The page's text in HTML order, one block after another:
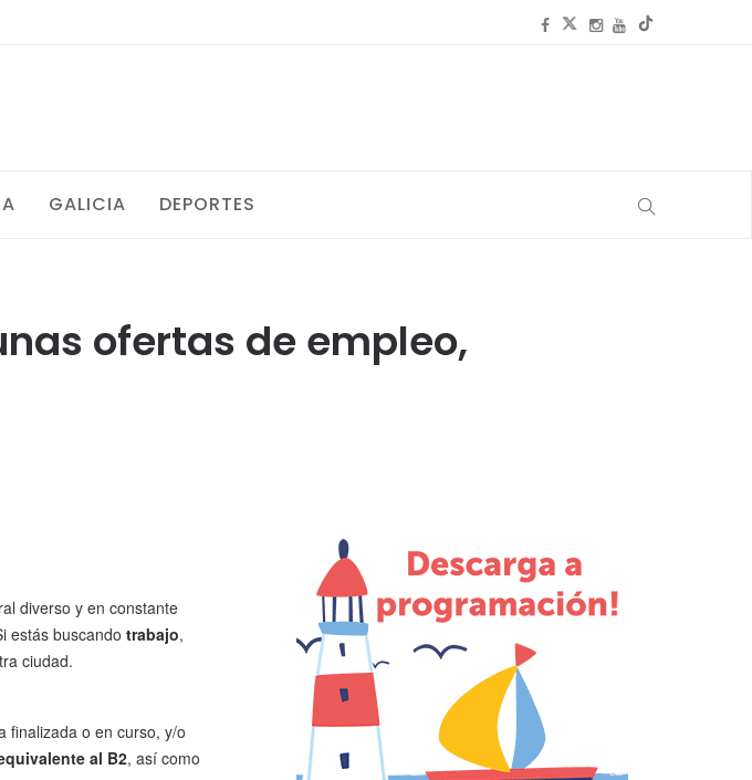
GALICIA DEPORTES
ofertas de empleo,
diverso y en constante
estás buscando trabajo,
ciudad.
finalizada o en curso, y/o
al B2, así como